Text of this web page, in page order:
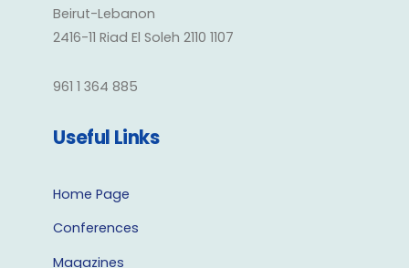
Beirut-Lebanon
2416-11 Riad El Soleh 2110 1107
961 1 364 885
Useful Links
Home Page
Conferences
Magazines